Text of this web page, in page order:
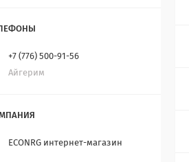
+7 (776) 500-91-56
Айгерим
ECONRG интернет-магазин